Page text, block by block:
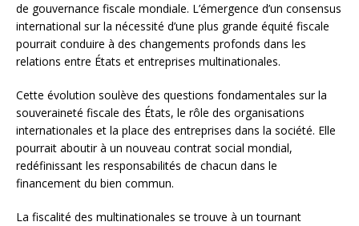
de gouvernance fiscale mondiale. L’émergence d’un consensus
international sur la nécessité d’une plus grande équité fiscale
pourrait conduire à des changements profonds dans les
relations entre États et entreprises multinationales.
Cette évolution soulève des questions fondamentales sur la
souveraineté fiscale des États, le rôle des organisations
internationales et la place des entreprises dans la société. Elle
pourrait aboutir à un nouveau contrat social mondial,
redéfinissant les responsabilités de chacun dans le
financement du bien commun.
La fiscalité des multinationales se trouve à un tournant